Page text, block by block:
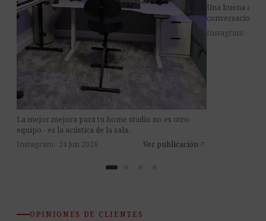
Instagram · 24 jun 2026 Ver publicación arrow_outward
La mejor mejora para tu home studio no es otro
equipo - es la acústica de la sala.
Instagram · 8 jul
Una buena
conversaciones
OPINIONES DE CLIENTES